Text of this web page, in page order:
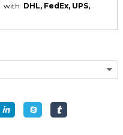
with DHL, FedEx, UPS,